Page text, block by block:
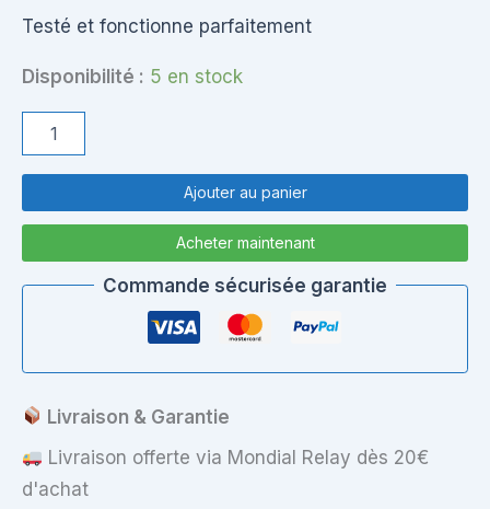
Testé et fonctionne parfaitement
Disponibilité : 5 en stock
ProBook
6470b
Ajouter au panier
Acheter maintenant
Commande sécurisée garantie
Livraison & Garantie
Livraison offerte via Mondial Relay dès 20€
d'achat